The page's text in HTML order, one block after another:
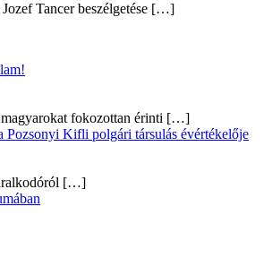
Tancer beszélgetése […]
fokozottan érinti […]
Kifli polgári társulás évértékelője
[…]